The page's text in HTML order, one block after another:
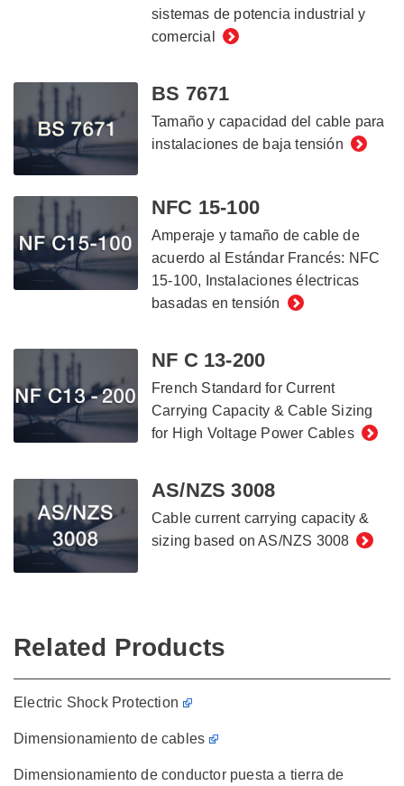
sistemas de potencia industrial y
comercial
BS 7671
Tamaño y capacidad del cable para
instalaciones de baja tensión
NFC 15-100
Amperaje y tamaño de cable de
acuerdo al Estándar Francés: NFC
15-100, Instalaciones électricas
basadas en tensión
NF C 13-200
French Standard for Current
Carrying Capacity & Cable Sizing
for High Voltage Power Cables
AS/NZS 3008
Cable current carrying capacity &
sizing based on AS/NZS 3008
Related Products
Electric Shock Protection
Dimensionamiento de cables
Dimensionamiento de conductor puesta a tierra de